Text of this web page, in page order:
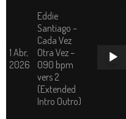
1 Abr,
2026
Eddie
Santiago –
Cada Vez
Otra Vez –
090 bpm
vers 2
(Extended
Intro Outro)